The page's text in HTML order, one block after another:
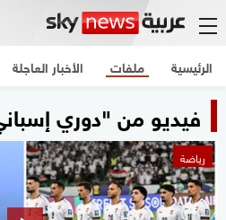
الرئيسية الأخبار العاجلة ملفات
فيديو من "دوري
رياضة